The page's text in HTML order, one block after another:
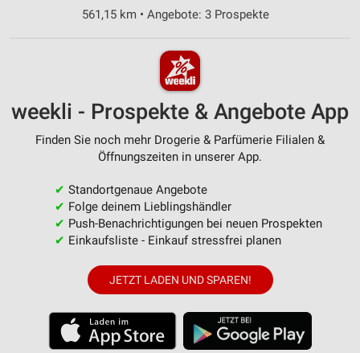
561,15 km • Angebote: 3 Prospekte
weekli - Prospekte & Angebote App
Finden Sie noch mehr Drogerie & Parfümerie Filialen &
Öffnungszeiten in unserer App.
✔ Standortgenaue Angebote
✔ Folge deinem Lieblingshändler
✔ Push-Benachrichtigungen bei neuen Prospekten
✔ Einkaufsliste - Einkauf stressfrei planen
JETZT LADEN UND SPAREN!